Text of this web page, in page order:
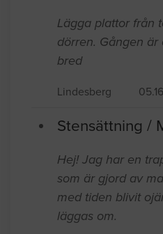
Lägga plattor från
dörren. Gången är
bred
Lindesberg
Stensättning /
Hej! Jag har en
som är gjord av
med tiden blivit
läggas om.